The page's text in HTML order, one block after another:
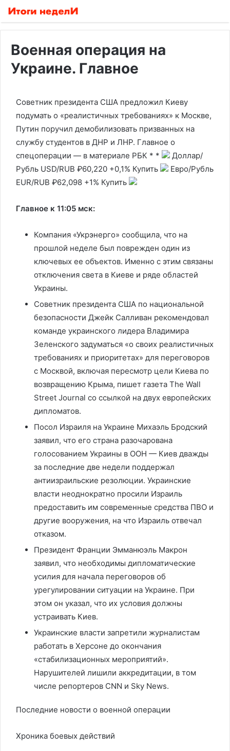
Военная операция на
Украине. Главное
Советник президента США предложил Киеву
подумать о «реалистичных требованиях» к Москве,
Путин поручил демобилизовать призванных на
службу студентов в ДНР и ЛНР. Главное о
спецоперации — в материале РБК * *
Доллар/
Рубль USD/RUB ₽60,220 +0,1% Купить
Евро/Рубль
EUR/RUB ₽62,098 +1% Купить
Главное к 11:05 мск:
Компания «Укрэнерго» сообщила, что на
прошлой неделе был поврежден один из
ключевых ее объектов. Именно с этим связаны
отключения света в Киеве и ряде областей
Украины.
Советник президента США по национальной
безопасности Джейк Салливан рекомендовал
команде украинского лидера Владимира
Зеленского задуматься «о своих реалистичных
требованиях и приоритетах» для переговоров
с Москвой, включая пересмотр цели Киева по
возвращению Крыма, пишет газета The Wall
Street Journal со ссылкой на двух европейских
дипломатов.
Посол Израиля на Украине Михаэль Бродский
заявил, что его страна разочарована
голосованием Украины в ООН — Киев дважды
за последние две недели поддержал
антиизраильские резолюции. Украинские
власти неоднократно просили Израиль
предоставить им современные средства ПВО и
другие вооружения, на что Израиль отвечал
отказом.
Президент Франции Эмманюэль Макрон
заявил, что необходимы дипломатические
усилия для начала переговоров об
урегулировании ситуации на Украине. При
этом он указал, что их условия должны
устраивать Киев.
Украинские власти запретили журналистам
работать в Херсоне до окончания
«стабилизационных мероприятий».
Нарушителей лишили аккредитации, в том
числе репортеров CNN и Sky News.
Последние новости о военной операции
Хроника боевых действий